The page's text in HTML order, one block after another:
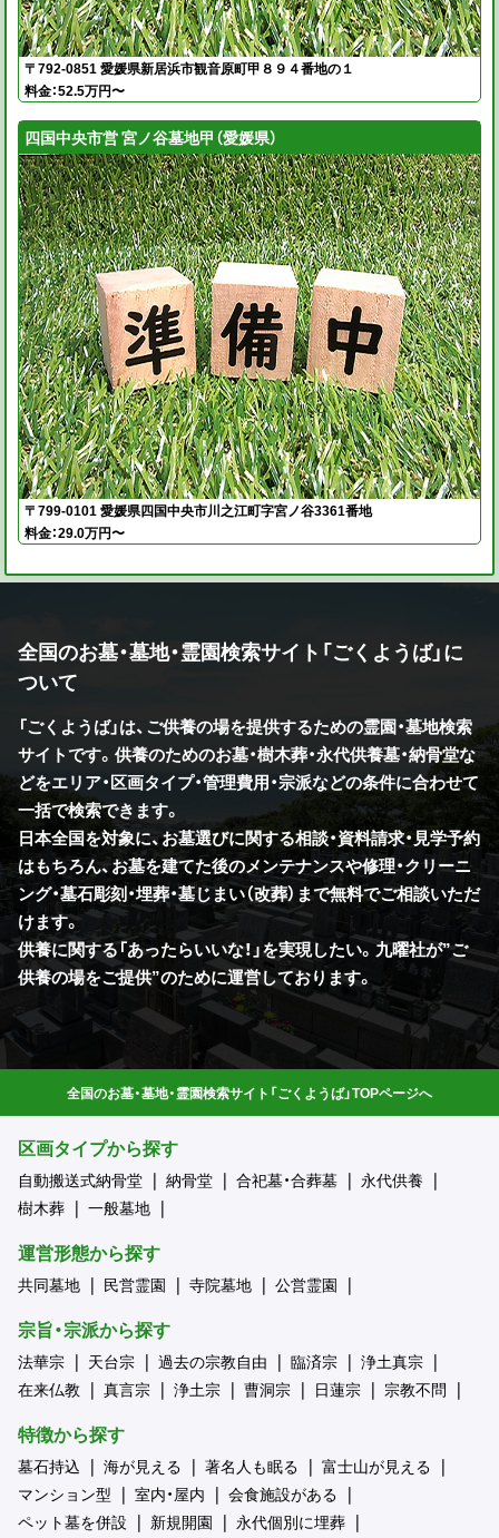
〒792-0851 愛媛県新居浜市観音原町甲８９４番地の１
料金：52.5万円〜
四国中央市営 宮ノ谷墓地甲（愛媛県）
〒799-0101 愛媛県四国中央市川之江町字宮ノ谷3361番地
料金：29.0万円〜
全国のお墓・墓地・霊園検索サイト「ごくようば」に
ついて
「ごくようば」は、ご供養の場を提供するための霊園・墓地検索
サイトです。供養のためのお墓・樹木葬・永代供養墓・納骨堂な
どをエリア・区画タイプ・管理費用・宗派などの条件に合わせて
一括で検索できます。
日本全国を対象に、お墓選びに関する相談・資料請求・見学予約
はもちろん、お墓を建てた後のメンテナンスや修理・クリーニ
ング・墓石彫刻・埋葬・墓じまい（改葬）まで無料でご相談いただ
けます。
供養に関する「あったらいいな！」を実現したい。九曜社が”ご
供養の場をご提供”のために運営しております。
全国のお墓・墓地・霊園検索サイト「ごくようば」TOPページへ
区画タイプから探す
自動搬送式納骨堂 納骨堂 合祀墓・合葬墓
永代供養
樹木葬
一般墓地
運営形態から探す
共同墓地 民営霊園 寺院墓地 公営霊園
宗旨・宗派から探す
法華宗 天台宗 過去の宗教自由 臨済宗
浄土真宗
在来仏教
真言宗 浄土宗 曹洞宗 日蓮宗 宗教不問
特徴から探す
墓石持込 海が見える 著名人も眠る
富士山が見える
マンション型
室内・屋内
会食施設がある
ペット墓を併設
新規開園 永代個別に埋葬